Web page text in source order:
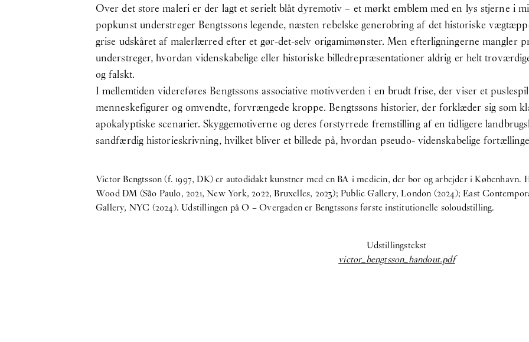
Over det store maleri er der lagt et serielt blåt dyremotiv – et mørkt emblem med en lys stjerne i
popkunst understreger Bengtssons legende, næsten rebelske generobring af det historiske
grise udskåret af malerlærred efter et gør-det-selv origamimønster. Men efterligningerne mangler
understreger, hvordan videnskabelige eller historiske billedrepræsentationer aldrig er helt
og falskt.
I mellemtiden videreføres Bengtssons associative motivverden i en brudt frise, der viser et
menneskefigurer og omvendte, forvrængede kroppe. Bengtssons historier, der forklæder sig som
apokalyptiske scenarier. Skyggemotiverne og deres forstyrrede fremstilling af en tidligere
sandfærdig historieskrivning, hvilket bliver et billede på, hvordan pseudo- videnskabelige
Victor Bengtsson (f. 1997, DK) er autodidakt kunstner med en BA i medicin, der bor og arbejder i København.
Wood DM (São Paulo, 2021, New York, 2022, Bruxelles, 2023); Public Gallery, London (2024); East
Gallery, NYC (2024). Udstillingen på O – Overgaden er Bengtssons første institutionelle soloudstilling.
Udstillingstekst
victor_bengtsson_handout.pdf